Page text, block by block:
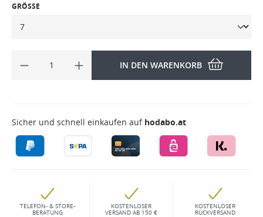
GRÖSSE
IN DEN WARENKORB
Sicher und schnell einkaufen auf hodabo.at
TELEFON- & STORE-
BERATUNG
KOSTENLOSER
VERSAND AB 150 €
KOSTENLOSER
RÜCKVERSAND